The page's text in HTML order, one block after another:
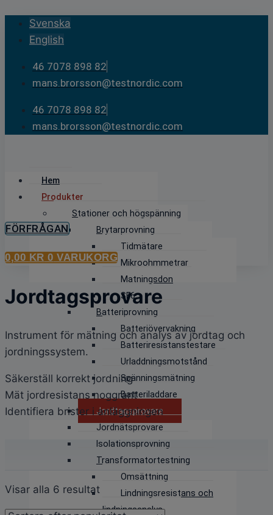
Skip
content
Svenska
English
46 7078 898 82
mans.brorsson@testnordic.com
46 7078 898 82
mans.brorsson@testnordic.com
Hem
Produkter
Stationer och högspänning
Brytarprovning
Tidmätare
Mikroohmmetrar
Matningsdon
SF6
Batteriprovning
Batteriövervakning
Batteriresistanstestare
Urladdningsmotstånd
Spänningsmätning
Batteriladdare
Jordtagsprovare
Jordnätsprovare
Isolationsprovning
Transformatortestning
Omsättning
Lindningsresistans och
lindningsanalys
FÖRFRÅGAN
0,00 KR 0 VARUKORG
Jordtagsprovare
Instrument för mätning och analys av jordtag och
jordningssystem.
Säkerställ korrekt jordning
Mät jordresistans noggrant
Identifiera brister i anläggningen
Visar alla 6 resultatSortera
efter